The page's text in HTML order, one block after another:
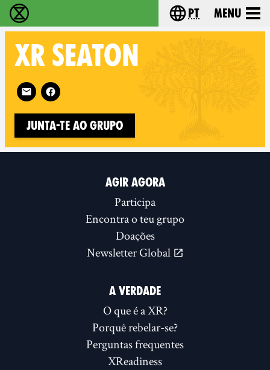
Extinction Rebellion - Home Choose your
pt Menu
XR SEATON
Follow XR Seaton on
Junta-te ao Grupo
AGIR AGORA
Participa
Encontra o teu grupo
Doações
Newsletter Global
A VERDADE
O que é a XR?
Porquê rebelar-se?
Perguntas frequentes
XReadiness